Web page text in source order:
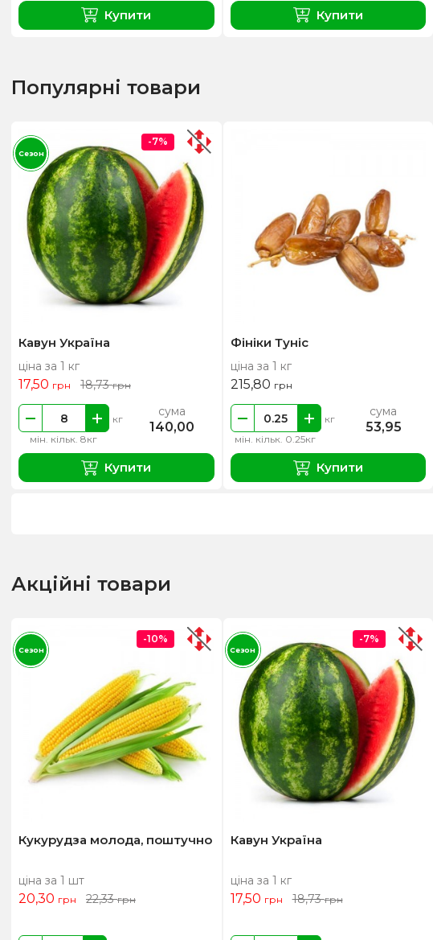
Купити Купити
Популярні товари
Кавун Україна
ціна за 1 кг
17,50 грн 18,73грн
мін. кільк. 8кг
кг сума
140,00
Купити
-7%
Сезон
Фініки Туніс
ціна за 1 кг
215,80 грн
мін. кільк. 0.25кг
кг сума
53,95
Купити
Акційні товари
Кукурудза молода, поштучно
ціна за 1 шт
20,30 грн 22,33грн
-10%
Сезон
Кавун Україна
ціна за 1 кг
17,50 грн 18,73грн
-7%
Сезон